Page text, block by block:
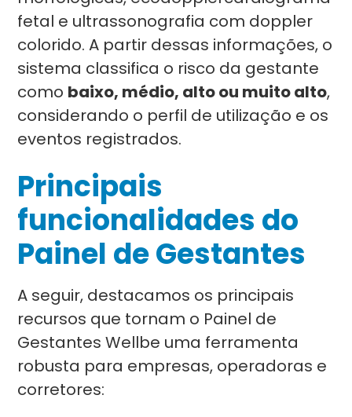
fetal e ultrassonografia com doppler
colorido. A partir dessas informações, o
sistema classifica o risco da gestante
como baixo, médio, alto ou muito alto,
considerando o perfil de utilização e os
eventos registrados.
Principais
funcionalidades do
Painel de Gestantes
A seguir, destacamos os principais
recursos que tornam o Painel de
Gestantes Wellbe uma ferramenta
robusta para empresas, operadoras e
corretores: